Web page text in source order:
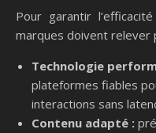
Pour garantir
marques doivent relever
Technologie
plateformes fiables
interactions sans
Contenu adapté :